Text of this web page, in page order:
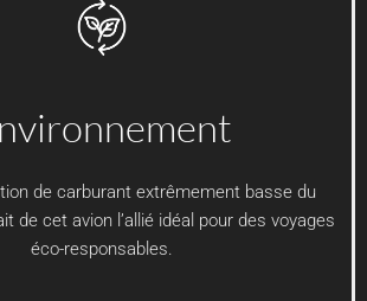
de carburant extrêmement basse du
de cet avion l’allié idéal pour des voyages
éco-responsables.